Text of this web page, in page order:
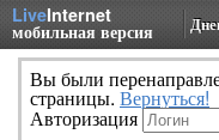
LiveInternet
мобильная версия
Вы были
страницы. Вернуться!
Авторизация